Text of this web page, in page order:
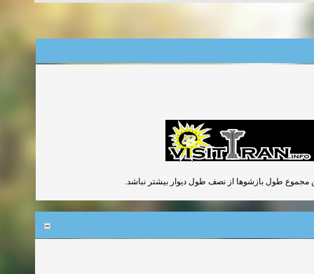
مجموع طول بازشوها از نصف طول دیوار بیشتر نباشد.